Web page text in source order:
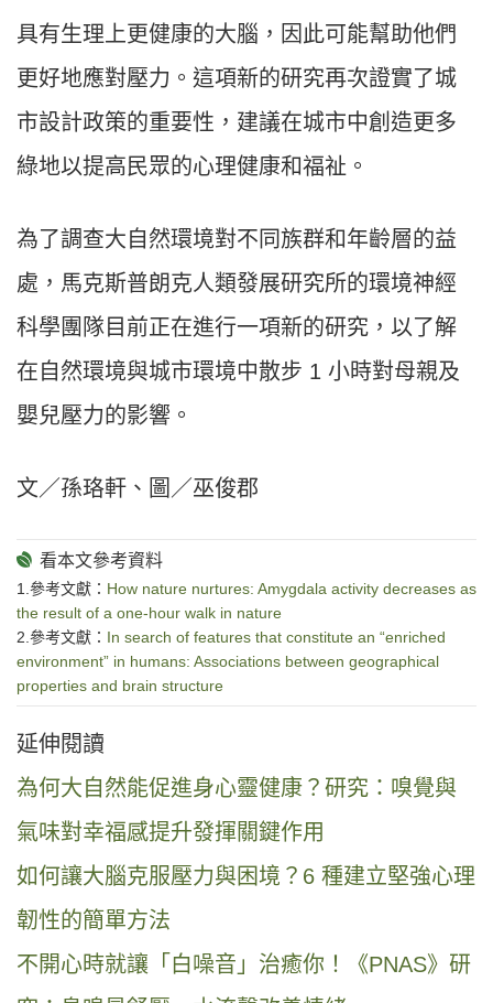
具有生理上更健康的大腦，因此可能幫助他們
更好地應對壓力。這項新的研究再次證實了城
市設計政策的重要性，建議在城市中創造更多
綠地以提高民眾的心理健康和福祉。
為了調查大自然環境對不同族群和年齡層的益
處，馬克斯普朗克人類發展研究所的環境神經
科學團隊目前正在進行一項新的研究，以了解
在自然環境與城市環境中散步 1 小時對母親及
嬰兒壓力的影響。
文／孫珞軒、圖／巫俊郡
1.參考文獻： How nature nurtures: Amygdala activity decreases as
the result of a one-hour walk in nature
2.參考文獻： In search of features that constitute an “enriched
environment” in humans: Associations between geographical
properties and brain structure
延伸閱讀
為何大自然能促進身心靈健康？研究：嗅覺與
氣味對幸福感提升發揮關鍵作用
如何讓大腦克服壓力與困境？6 種建立堅強心理
韌性的簡單方法
不開心時就讓「白噪音」治癒你！《PNAS》研